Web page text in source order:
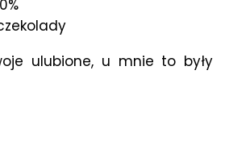
ulubione, u mnie to były